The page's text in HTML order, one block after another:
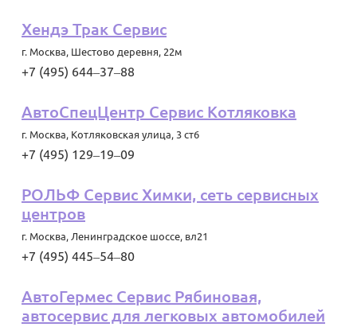
Хендэ Трак Сервис
г. Москва, Шестово деревня, 22м
+7 (495) 644‒37‒88
АвтоСпецЦентр Сервис Котляковка
г. Москва, Котляковская улица, 3 ст6
+7 (495) 129‒19‒09
РОЛЬФ Сервис Химки, сеть сервисных
центров
г. Москва, Ленинградское шоссе, вл21
+7 (495) 445‒54‒80
АвтоГермес Сервис Рябиновая,
автосервис для легковых автомобилей